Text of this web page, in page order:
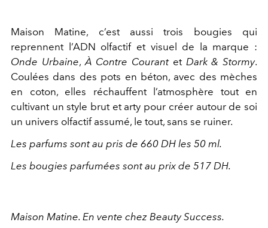
Maison Matine, c’est aussi trois bougies qui
reprennent l’ADN olfactif et visuel de la marque :
Onde Urbaine,À Contre Courantet Dark & Stormy.
Coulées dans des pots en béton, avec des mèches
en coton, elles réchauffent l’atmosphère tout en
cultivant un style brut et arty pour créer autour de soi
un univers olfactif assumé, le tout, sans se ruiner.
Les parfums sont au pris de 660 DH les 50 ml.
Les bougies parfumées sont au prix de 517 DH.
Maison Matine. En vente chez Beauty Success.